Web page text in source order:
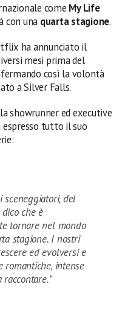
come My Life
con una quarta stagione.
ha annunciato il
mesi prima del
così la volontà
a Silver Falls.
showrunner ed executive
espresso tutto il suo
sceneggiatori, del
che è
tornare nel mondo
stagione. I nostri
ed evolversi e
romantiche, intense